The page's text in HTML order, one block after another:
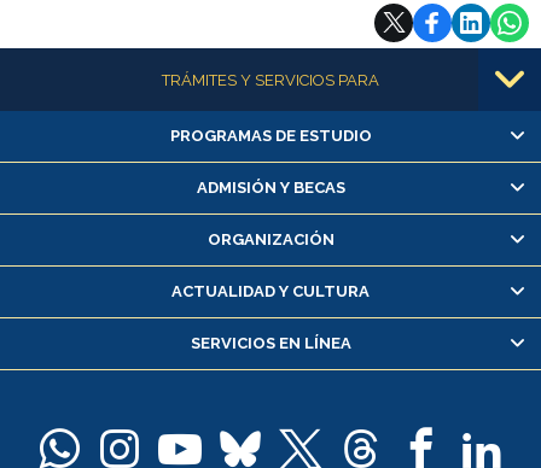
Más informaciónTRÁMITES Y SERVICIOS PARA
Alumnas/os y exalumnas/os
Matrícula en línea
Inscripción y cambio de asignaturas
Consulta y certificado de notas
Servicio médico y dental
Pago de arancel y crédito alumnos
Docentes
PROGRAMAS DE ESTUDIO
ADMISIÓN Y BECAS
ORGANIZACIÓN
ACTUALIDAD Y CULTURA
SERVICIOS EN LÍNEA